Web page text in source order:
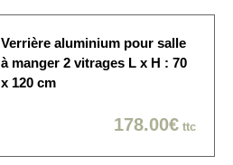
Verrière aluminium pour salle
à manger 2 vitrages L x H : 70
x 120 cm
178.00€ ttc